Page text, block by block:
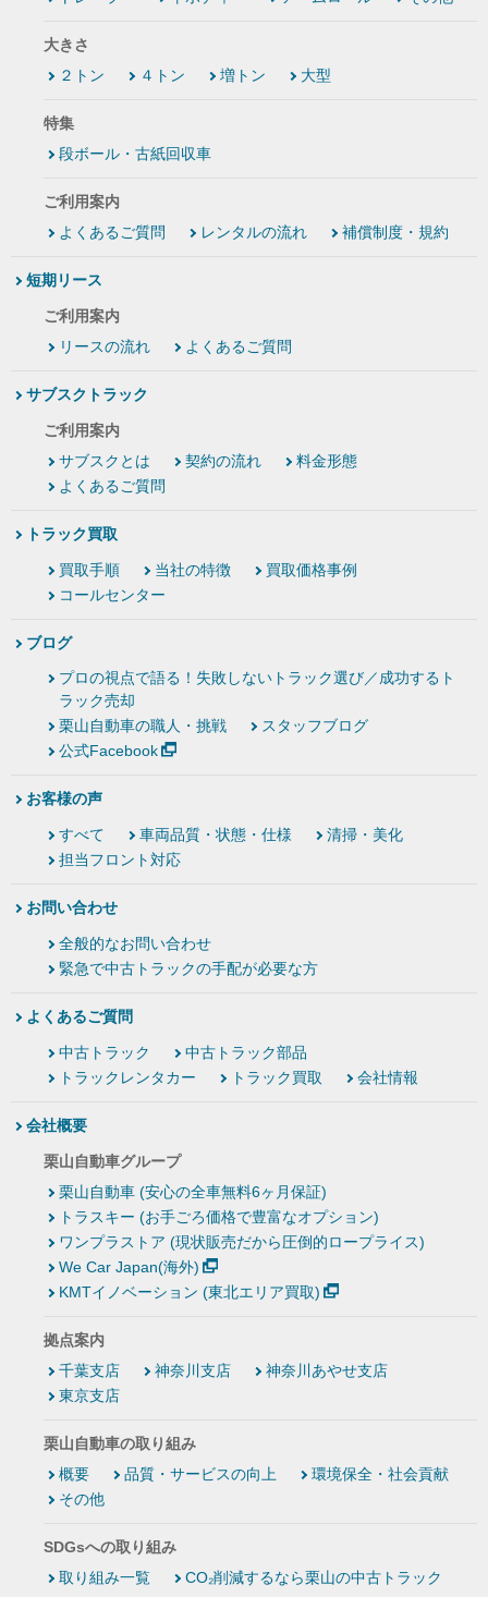
大きさ
２トン
４トン 増トン 大型
特集
段ボール・古紙回収車
ご利用案内
よくあるご質問
レンタルの流れ 補償制度・規約
短期リース
ご利用案内
リースの流れ
よくあるご質問
サブスクトラック
ご利用案内
サブスクとは
契約の流れ
料金形態
よくあるご質問
トラック買取
買取手順 当社の特徴
買取価格事例
コールセンター
ブログ
プロの視点で語る！失敗しないトラック選び／成功するト
ラック売却
栗山自動車の職人・挑戦
スタッフブログ
公式Facebook
お客様の声
すべて 車両品質・状態・仕様
清掃・美化
担当フロント対応
お問い合わせ
全般的なお問い合わせ
緊急で中古トラックの手配が必要な方
よくあるご質問
中古トラック
中古トラック部品
トラックレンタカー
トラック買取 会社情報
会社概要
栗山自動車グループ
栗山自動車 (安心の全車無料6ヶ月保証)
トラスキー (お手ごろ価格で豊富なオプション)
ワンプラストア (現状販売だから圧倒的ロープライス)
We Car Japan(海外)
KMTイノベーション (東北エリア買取)
拠点案内
千葉支店
神奈川支店
神奈川あやせ支店
東京支店
栗山自動車の取り組み
概要
品質・サービスの向上
環境保全・社会貢献
その他
SDGsへの取り組み
取り組み一覧
CO₂削減するなら栗山の中古トラック